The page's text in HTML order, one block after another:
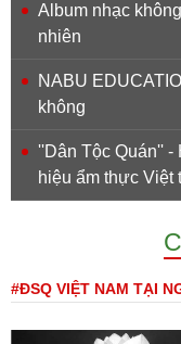
Album nhạc
nhiên
NABU
không
''Dân Tộc Quán''
hiệu ẩm thực Việt
#ĐSQ VIỆT NAM TẠI